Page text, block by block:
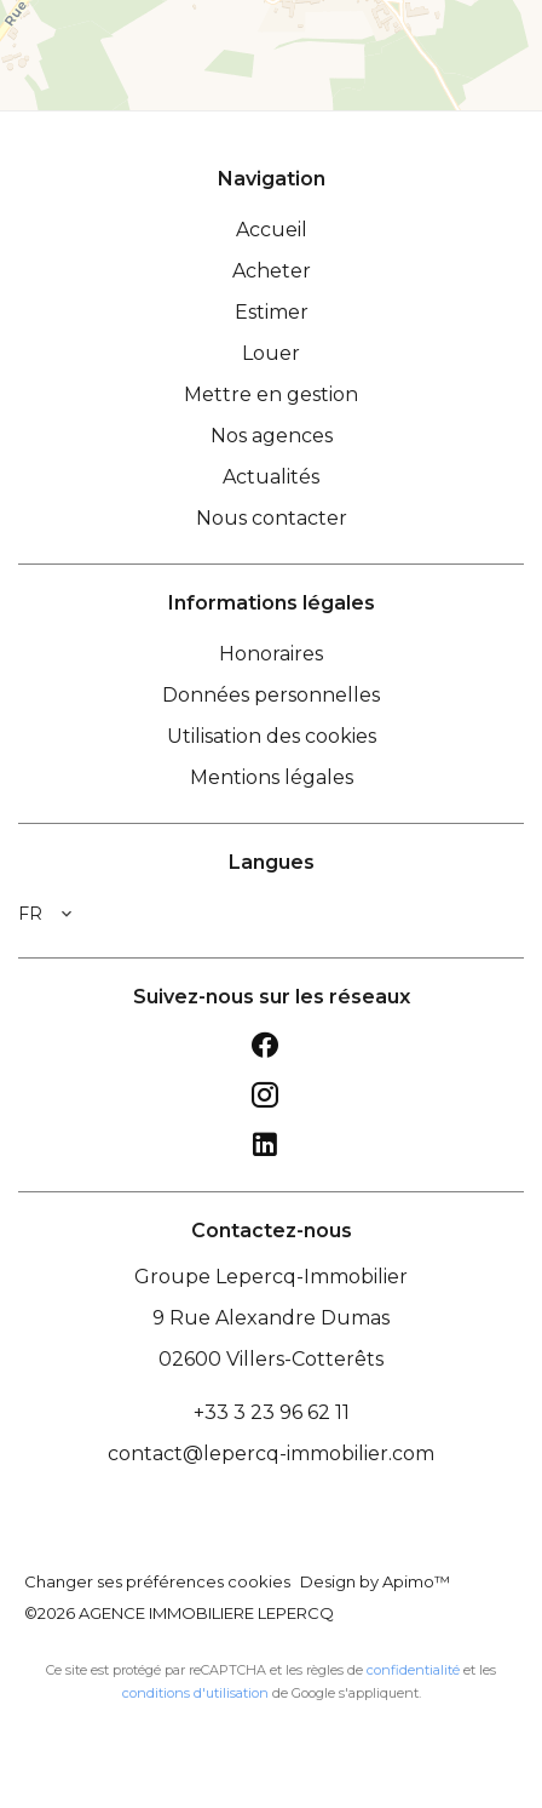
Navigation
Accueil
Acheter
Estimer
Louer
Mettre en gestion
Nos agences
Actualités
Nous contacter
Informations légales
Honoraires
Données personnelles
Utilisation des cookies
Mentions légales
Langues
FR
Suivez-nous sur les réseaux
Contactez-nous
Groupe Lepercq-Immobilier
9 Rue Alexandre Dumas
02600 Villers-Cotterêts
+33 3 23 96 62 11
contact@lepercq-immobilier.com
Changer ses préférences cookies Design byApimo™
©2026 AGENCE IMMOBILIERE LEPERCQ
Ce site est protégé par reCAPTCHA et les règles de confidentialité et les
conditions d'utilisation de Google s'appliquent.